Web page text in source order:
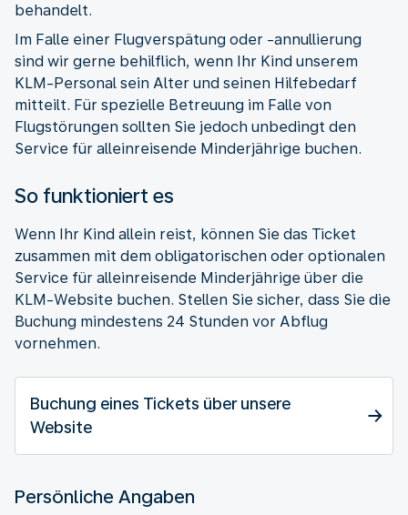
behandelt.
Im Falle einer Flugverspätung oder -annullierung
sind wir gerne behilflich, wenn Ihr Kind unserem
KLM-Personal sein Alter und seinen Hilfebedarf
mitteilt. Für spezielle Betreuung im Falle von
Flugstörungen sollten Sie jedoch unbedingt den
Service für alleinreisende Minderjährige buchen.
So funktioniert es
Wenn Ihr Kind allein reist, können Sie das Ticket
zusammen mit dem obligatorischen oder optionalen
Service für alleinreisende Minderjährige über die
KLM-Website buchen. Stellen Sie sicher, dass Sie die
Buchung mindestens 24 Stunden vor Abflug
vornehmen.
Buchung eines Tickets über unsere
Website
Persönliche Angaben